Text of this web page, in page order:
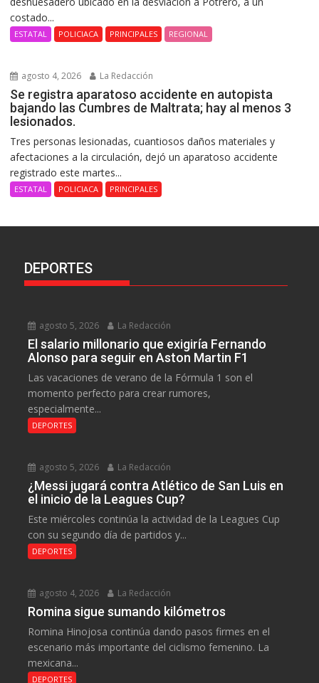
costado...
ESTATAL POLICIACA PRINCIPALES REGIONAL
agosto 4, 2026 La Redacción
Se registra aparatoso accidente en autopista
bajando las Cumbres de Maltrata; hay al menos 3
lesionados.
Tres personas lesionadas, cuantiosos daños materiales y
afectaciones a la circulación, dejó un aparatoso accidente
registrado este martes...
ESTATAL POLICIACA PRINCIPALES
DEPORTES
agosto 5, 2026 La Redacción
El salario millonario que exigiría Fernando
Alonso para seguir en Aston Martin F1
Las vacaciones de verano de la Fórmula 1 son el
momento perfecto para crear rumores,
especialmente...
DEPORTES
agosto 5, 2026 La Redacción
¿Messi jugará contra Atlético de San Luis en
el inicio de la Leagues Cup?
Este miércoles continúa la actividad de la Leagues Cup
con su segundo día de partidos y...
DEPORTES
agosto 4, 2026 La Redacción
Romina sigue sumando kilómetros
Romina Hinojosa continúa dando pasos firmes en el
escenario más importante del ciclismo femenino. La
mexicana...
DEPORTES